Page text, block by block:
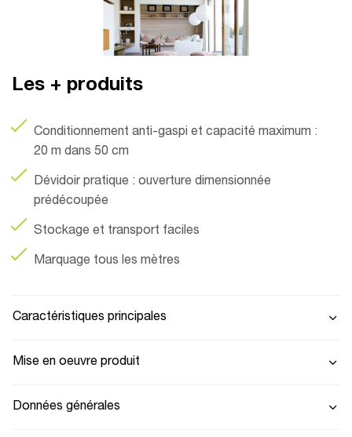
Les + produits
Conditionnement anti-gaspi et capacité maximum :
20 m dans 50 cm
Dévidoir pratique : ouverture dimensionnée
prédécoupée
Stockage et transport faciles
Marquage tous les mètres
Caractéristiques principales
Mise en oeuvre produit
Données générales